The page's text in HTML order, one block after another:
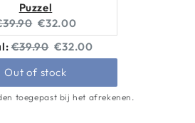
Puzzel
Current
price:
€32.00
Original
price
€39.90 Discounted
price
€32.00
Out of stock
toegepast bij het afrekenen.